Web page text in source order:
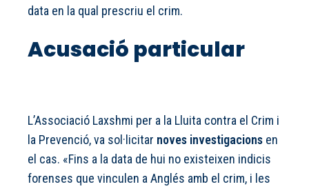
data en la qual prescriu el crim.
Acusació particular
L’Associació Laxshmi per a la Lluita contra el Crim i
la Prevenció, va sol·licitar noves investigacions en
el cas. «Fins a la data de hui no existeixen indicis
forenses que vinculen a Anglés amb el crim, i les